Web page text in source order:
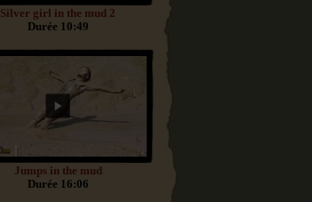
Silver girl in the mud 2
Durée 10:49
Jumps in the mud
Durée 16:06